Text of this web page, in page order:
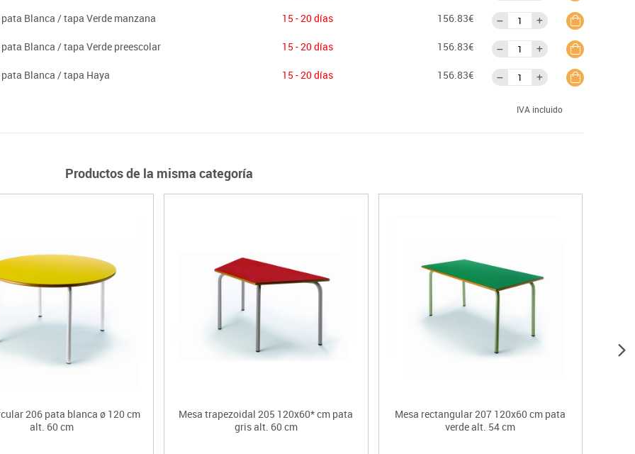
Blanca / tapa Verde manzana 15 - 20 días 156.83€
Blanca / tapa Verde preescolar 15 - 20 días 156.83€
Blanca / tapa Haya 15 - 20 días 156.83€
IVA incluido
Productos de la misma categoría
206 pata blanca ø 120 cm
alt. 60 cm
Mesa trapezoidal 205 120x60* cm pata
gris alt. 60 cm
Mesa rectangular 207 120x60 cm pata
verde alt. 54 cm